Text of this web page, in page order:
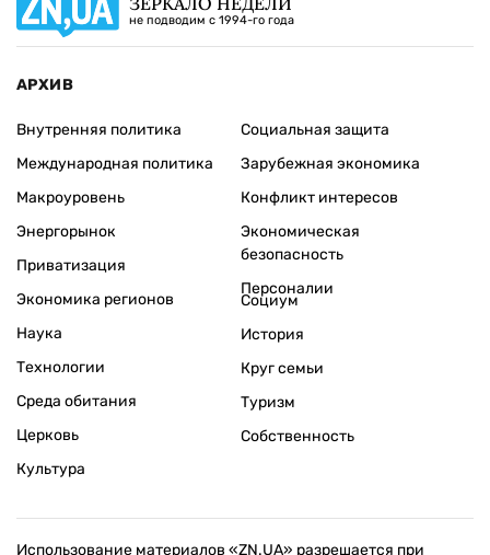
не подводим с 1994-го года
АРХИВ
Внутренняя политика
Международная политика
Макроуровень
Энергорынок
Приватизация
Экономика регионов
Социальная защита
Зарубежная экономика
Конфликт интересов
Экономическая
безопасность
Персоналии
Наука
Технологии
Среда обитания
Церковь
Культура
Социум
История
Круг семьи
Туризм
Собственность
Использование материалов «ZN.UA» разрешается при